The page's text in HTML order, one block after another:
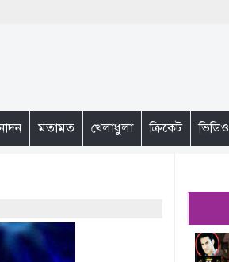
মতামত খেলাধুলা ক্রিকেট ভিডিও